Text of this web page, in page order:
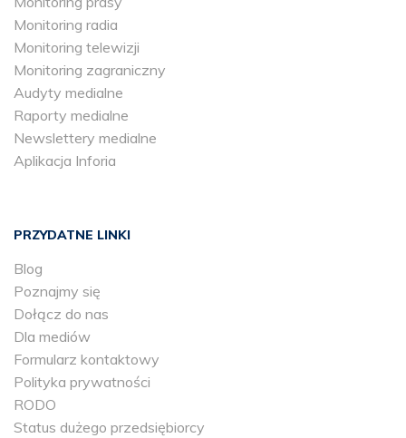
Monitoring radia
Monitoring telewizji
Monitoring zagraniczny
Audyty medialne
Raporty medialne
Newslettery medialne
Aplikacja Inforia
PRZYDATNE LINKI
Blog
Poznajmy się
Dołącz do nas
Dla mediów
Formularz kontaktowy
Polityka prywatności
RODO
Status dużego przedsiębiorcy